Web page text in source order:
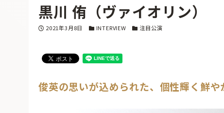
古楽とその先
現場のプロ
無料ライブ
黒川 侑（ヴァイオリン）
投稿日
2021年3月8日 カテゴリー
INTERVIEW カテゴリー
注目公演
俊英の思いが込められた、個性輝く鮮や